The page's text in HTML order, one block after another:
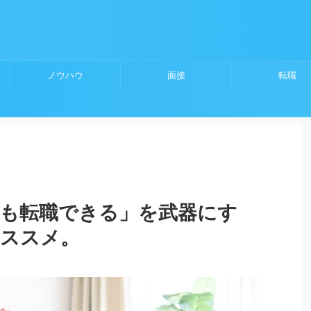
ノウハウ 面接 転職
転職できる」を武器にす
スメ。